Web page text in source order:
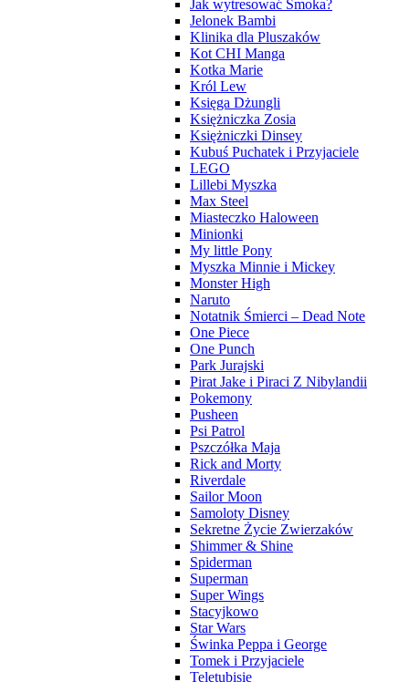
Jak wytresować Smoka?
Jelonek Bambi
Klinika dla Pluszaków
Kot CHI Manga
Kotka Marie
Król Lew
Księga Dżungli
Księżniczka Zosia
Księżniczki Dinsey
Kubuś Puchatek i Przyjaciele
LEGO
Lillebi Myszka
Max Steel
Miasteczko Haloween
Minionki
My little Pony
Myszka Minnie i Mickey
Monster High
Naruto
Notatnik Śmierci – Dead Note
One Piece
One Punch
Park Jurajski
Pirat Jake i Piraci Z Nibylandii
Pokemony
Pusheen
Psi Patrol
Pszczółka Maja
Rick and Morty
Riverdale
Sailor Moon
Samoloty Disney
Sekretne Życie Zwierzaków
Shimmer & Shine
Spiderman
Superman
Super Wings
Stacyjkowo
Star Wars
Świnka Peppa i George
Tomek i Przyjaciele
Teletubisie